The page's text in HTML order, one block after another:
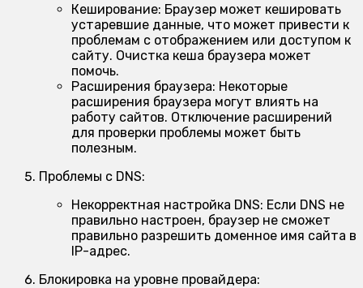
Кеширование: Браузер может кешировать
устаревшие данные, что может привести к
проблемам с отображением или доступом к
сайту. Очистка кеша браузера может
помочь.
Расширения браузера: Некоторые
расширения браузера могут влиять на
работу сайтов. Отключение расширений
для проверки проблемы может быть
полезным.
Проблемы с DNS:
Некорректная настройка DNS: Если DNS не
правильно настроен, браузер не сможет
правильно разрешить доменное имя сайта в
IP-адрес.
Блокировка на уровне провайдера: